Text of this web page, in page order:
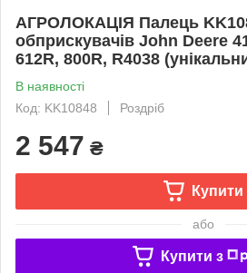
АГРОЛОКАЦІЯ Палець
обприскувачів John Deere
612R, 800R, R4038
В наявності
Код: KK10848
Роздріб
2 547 ₴
Купити
або
Купити з